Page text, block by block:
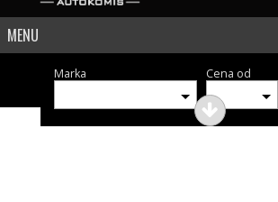
MENU
Marka Cena od